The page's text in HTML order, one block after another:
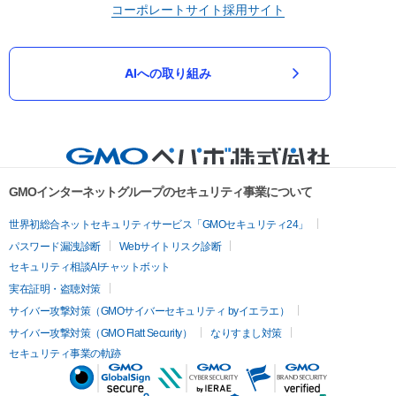
コーポレートサイト採用サイト
AIへの取り組み
GMOインターネットグループのセキュリティ事業について
世界初総合ネットセキュリティサービス「GMOセキュリティ24」
パスワード漏洩診断
Webサイトリスク診断
セキュリティ相談AIチャットボット
実在証明・盗聴対策
サイバー攻撃対策（GMOサイバーセキュリティ byイエラエ）
サイバー攻撃対策（GMO Flatt Security）
なりすまし対策
セキュリティ事業の軌跡